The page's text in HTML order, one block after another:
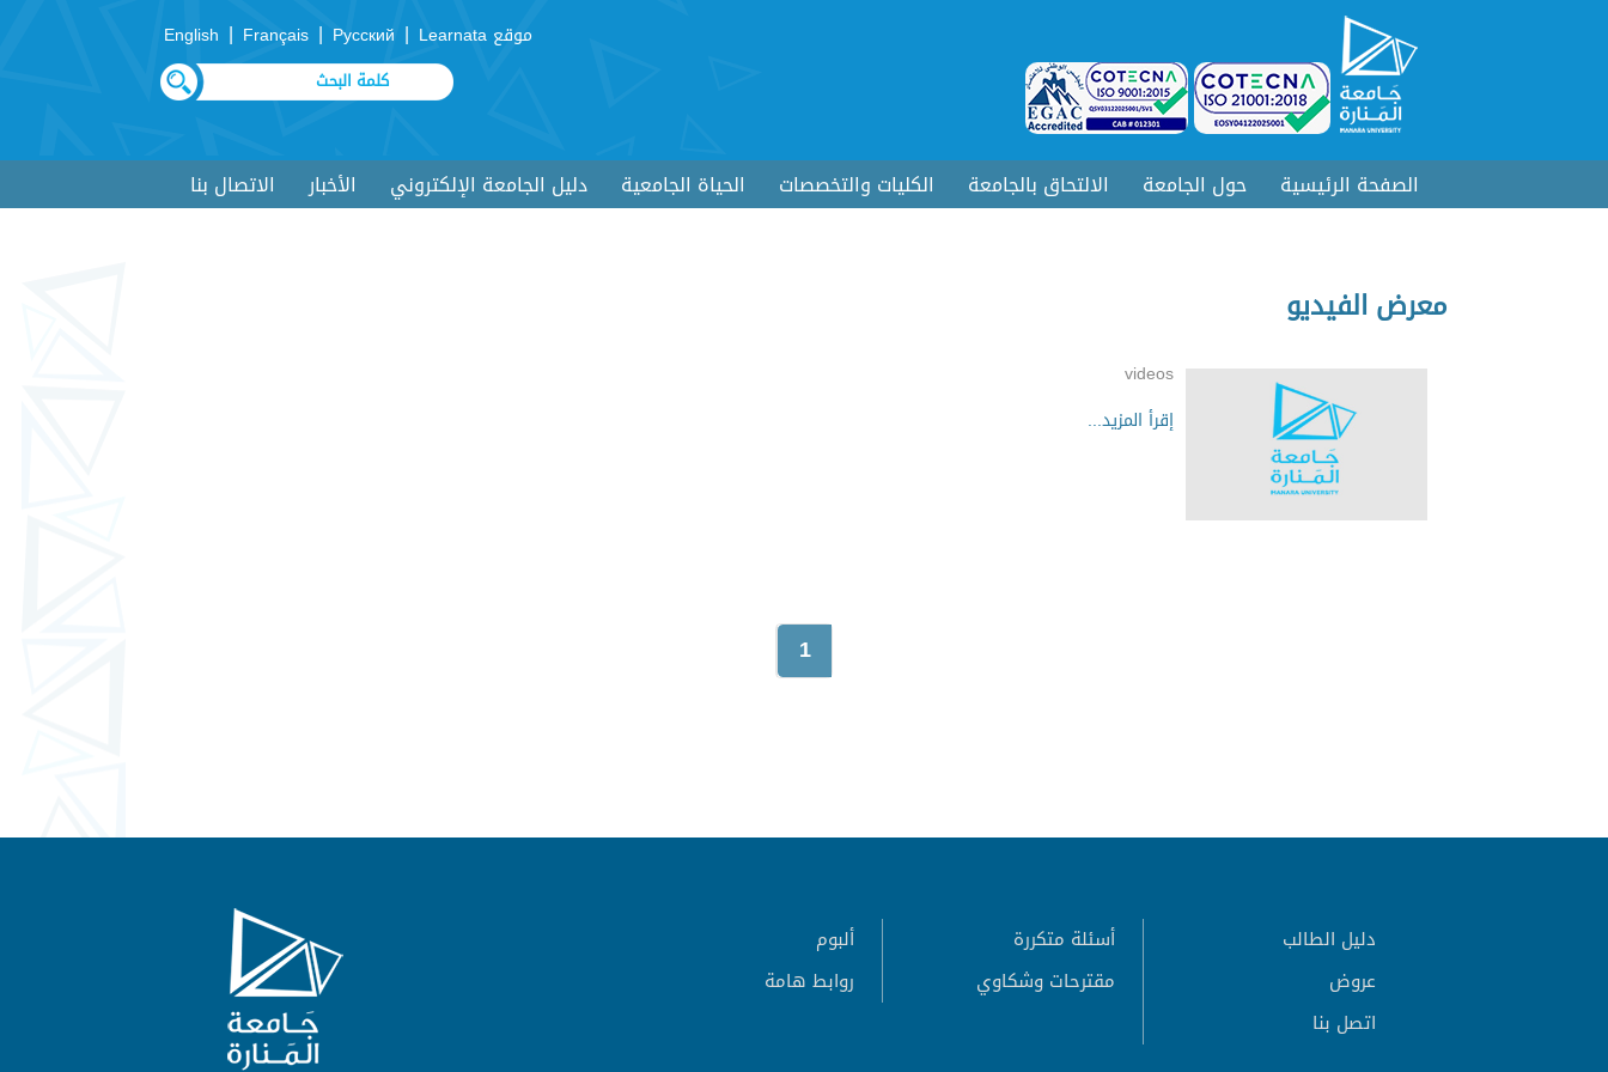
موقع Learnata |
Русский
|
Français
|
English
الصفحة الرئيسية حول الجامعة الالتحاق بالجامعة الكليات والتخصصات الحياة الجامعية دليل الجامعة الإلكتروني الأخبار الاتصال بنا
معرض الفيديو
videos
إقرأ المزيد...
1
دليل الطالب أسئلة متكررة
ألبوم
عروض
مقترحات وشكاوي
روابط هامة
اتصل بنا